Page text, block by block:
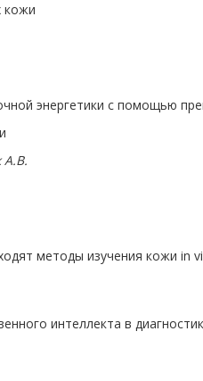
кожи
энергетики с помощью
А.В.
методы изучения кожи in
интеллекта в